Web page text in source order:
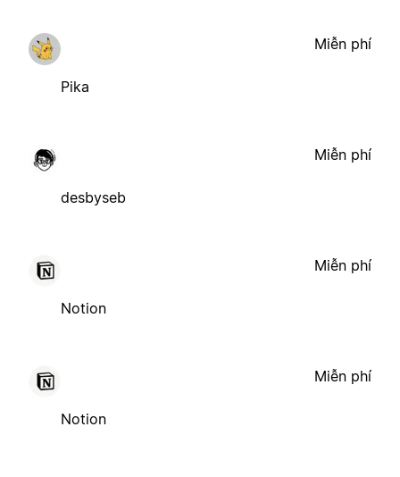
Pika
Miễn phí
desbyseb
Miễn phí
Notion
Miễn phí
Notion
Miễn phí